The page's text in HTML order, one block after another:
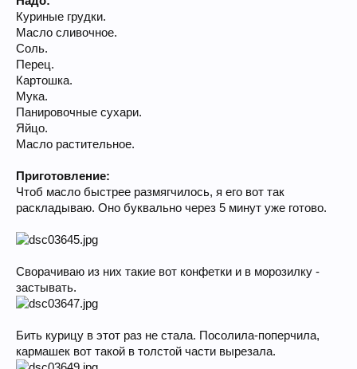
Куриные грудки.
Масло сливочное.
Соль.
Перец.
Картошка.
Мука.
Панировочные сухари.
Яйцо.
Масло растительное.
Приготовление:
Чтоб масло быстрее размягчилось, я его вот так
раскладываю. Оно буквально через 5 минут уже готово.
Сворачиваю из них такие вот конфетки и в морозилку -
застывать.
Бить курицу в этот раз не стала. Посолила-поперчила,
кармашек вот такой в толстой части вырезала.